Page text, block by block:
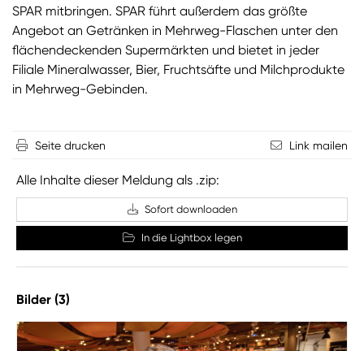
SPAR mitbringen. SPAR führt außerdem das größte
Angebot an Getränken in Mehrweg-Flaschen unter den
flächendeckenden Supermärkten und bietet in jeder
Filiale Mineralwasser, Bier, Fruchtsäfte und Milchprodukte
in Mehrweg-Gebinden.
Seite drucken Link mailen
Alle Inhalte dieser Meldung als .zip:
Sofort downloaden
In die Lightbox legen
Bilder (3)